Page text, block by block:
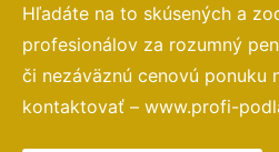
Hľadáte na to skúsených a
profesionálov za rozumný
či nezáväznú cenovú ponuku
kontaktovať – www.profi-